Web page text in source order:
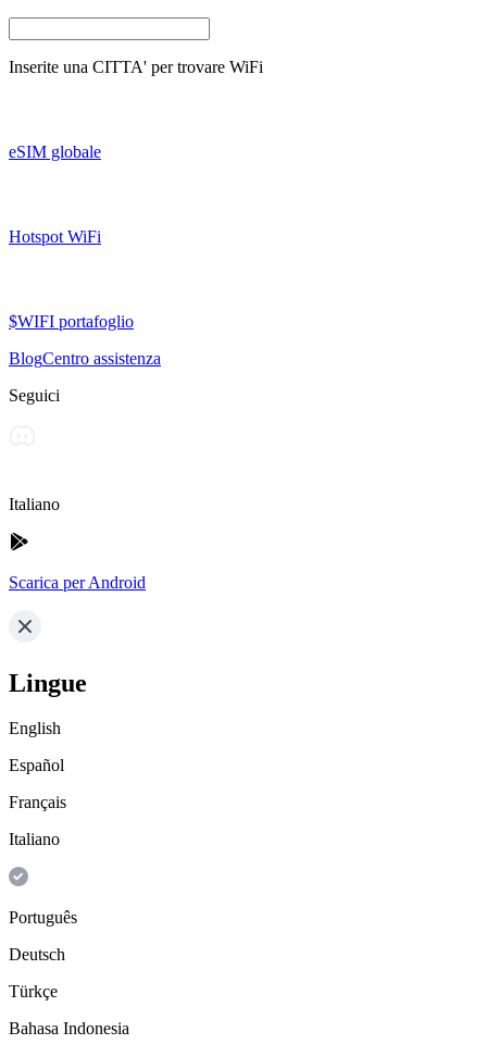
Inserite una CITTA' per trovare WiFi
eSIM globale
Hotspot WiFi
$WIFI portafoglio
BlogCentro assistenza
Seguici
Italiano
Scarica per Android
Lingue
English
Español
Français
Italiano
Português
Deutsch
Türkçe
Bahasa Indonesia